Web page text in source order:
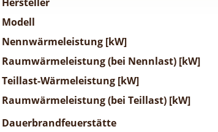
Modell
Nennwärmeleistung [kW]
Raumwärmeleistung (bei Nennlast) [kW]
Teillast-Wärmeleistung [kW]
Raumwärmeleistung (bei Teillast) [kW]
Dauerbrandfeuerstätte